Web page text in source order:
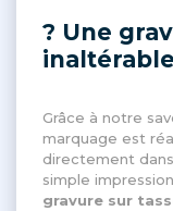
? Une
inaltérable
Grâce à notre
marquage est
directement
simple
gravure sur